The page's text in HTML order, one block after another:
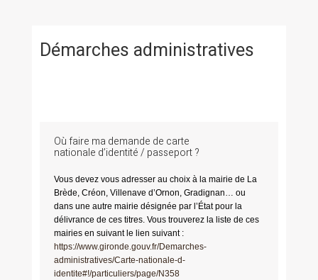
Démarches administratives
Où faire ma demande de carte
nationale d’identité / passeport ?
Vous devez vous adresser au choix à la mairie de La
Brède, Créon, Villenave d’Ornon, Gradignan… ou
dans une autre mairie désignée par l’État pour la
délivrance de ces titres. Vous trouverez la liste de ces
mairies en suivant le lien suivant :
https://www.gironde.gouv.fr/Demarches-
administratives/Carte-nationale-d-
identite#!/particuliers/page/N358